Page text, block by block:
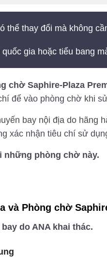
thể thay đổi mà không
gia hoặc tiểu bang
chờ Saphire-Plaza
để vào phòng chờ khi
bay nội địa do hãng
xác nhận tiêu chí sử
những phòng chờ này.
và Phòng chờ
do ANA khai thác.